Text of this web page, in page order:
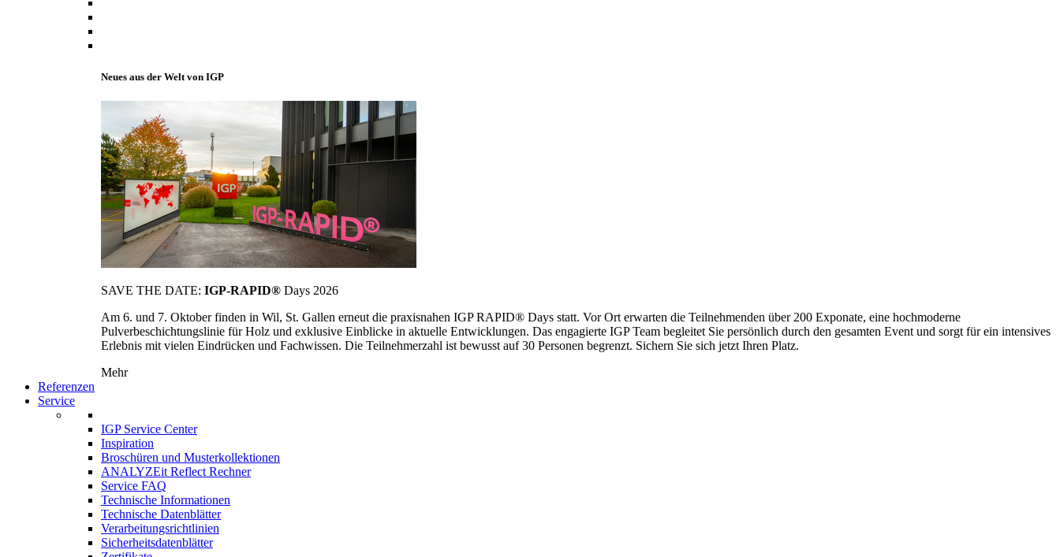
Neues aus der Welt von IGP
SAVE THE DATE: IGP-RAPID® Days 2026
Am 6. und 7. Oktober finden in Wil, St. Gallen erneut die praxisnahen IGP RAPID® Days statt. Vor Ort erwarten die Teilnehmenden über 200 Exponate, eine hochmoderne
Pulverbeschichtungslinie für Holz und exklusive Einblicke in aktuelle Entwicklungen. Das engagierte IGP Team begleitet Sie persönlich durch den gesamten Event und sorgt für ein intensives
Erlebnis mit vielen Eindrücken und Fachwissen. Die Teilnehmerzahl ist bewusst auf 30 Personen begrenzt. Sichern Sie sich jetzt Ihren Platz.
Mehr
Referenzen
Service
IGP Service Center
Inspiration
Broschüren und Musterkollektionen
ANALYZEit Reflect Rechner
Service FAQ
Technische Informationen
Technische Datenblätter
Verarbeitungsrichtlinien
Sicherheitsdatenblätter